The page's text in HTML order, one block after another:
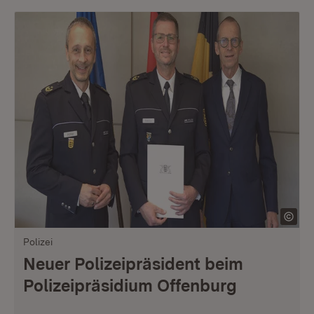
Polizei
Neuer Polizeipräsident beim
Polizeipräsidium Offenburg